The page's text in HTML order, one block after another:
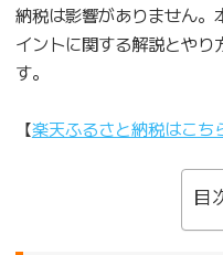
納税は影響がありません。
イントに関する解説とやり
す。
【楽天ふるさと納税はこち
目